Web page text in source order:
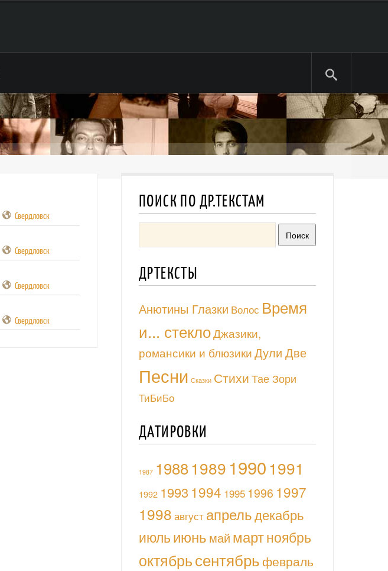
Свердловск
Свердловск
Свердловск
Свердловск
ПОИСК ПО ДР.ТЕКСТАМ
ДРТЕКСТЫ
Анютины Глазки Волос Время
и... стеклоДжазики,
романсики и блюзикиДули Две
Песни Сказки СтихиТае Зори
ТиБиБо
ДАТИРОВКИ
1987 19881989 19901991
1992 1993 1994 1995 1996 1997
1998 август апрельдекабрь
июльиюнь май мартноябрь
октябрьсентябрьфевраль